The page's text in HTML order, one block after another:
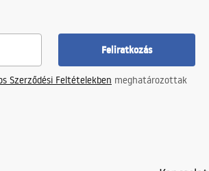
Feliratkozás
Szerződési Feltételekben meghatározottak